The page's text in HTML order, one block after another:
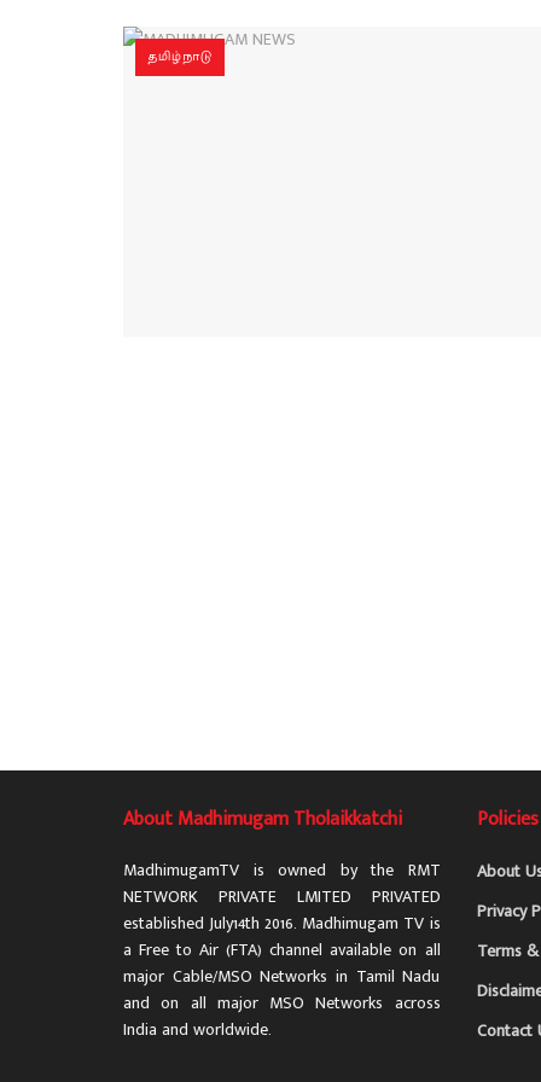
தமிழ்நாடு
About Madhimugam Tholaikkatchi
MadhimugamTV is owned by the RMT
NETWORK PRIVATE LMITED PRIVATED
established July14th 2016. Madhimugam TV is
a Free to Air (FTA) channel available on all
major Cable/MSO Networks in Tamil Nadu
and on all major MSO Networks across
India and worldwide.
Policies
About
Privacy
Terms
Contact